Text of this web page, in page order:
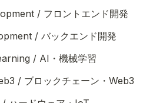
/ フロントエンド開発
/ バックエンド開発
/ AI・機械学習
/ ブロックチェーン・Web3